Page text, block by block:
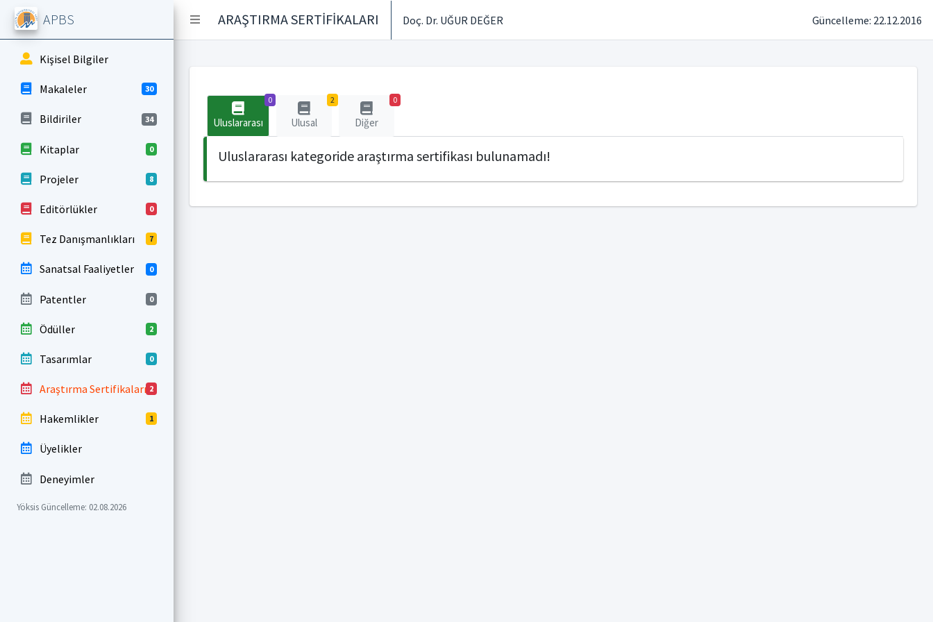
ARAŞTIRMA SERTİFİKALARI Doç. Dr. UĞUR DEĞER Güncelleme: 22.12.2016
APBS
Kişisel Bilgiler
Makaleler 30
Bildiriler 34
Kitaplar 0
Projeler 8
Editörlükler 0
Tez Danışmanlıkları 7
Sanatsal Faaliyetler 0
Patentler 0
Ödüller 2
Tasarımlar 0
Araştırma Sertifikaları 2
Hakemlikler 1
Üyelikler
Deneyimler
Yöksis Güncelleme: 02.08.2026
0
Uluslararası
2
Ulusal
0
Diğer
Uluslararası kategoride araştırma sertifikası bulunamadı!